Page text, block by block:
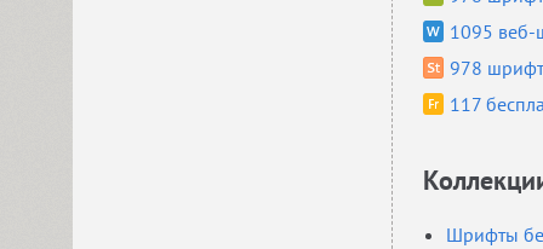
1095 веб-
978
117
Шрифты